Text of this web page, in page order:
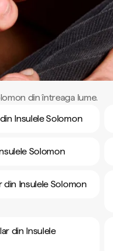
din întreaga lume.
Insulele Solomon
Solomon
din Insulele Solomon
din Insulele